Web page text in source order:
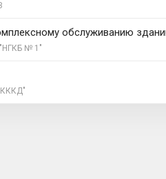
обслуживанию
№ 1"